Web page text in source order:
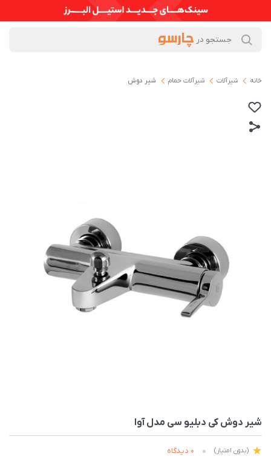
خانه شیرآلات شیرآلات حمام شیر دوش
شیر دوش کی دبلیو سی مدل آوا
(بدون امتیاز) 0 دیدگاه